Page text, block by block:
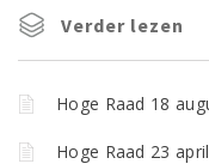
Verder lezen
Hoge Raad 18
Hoge Raad 23